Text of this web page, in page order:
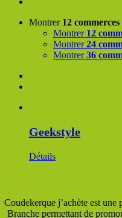
Montrer 12 commerces
Montrer 12
Montrer24
Montrer36
Geekstyle
Détails
Coudekerque j’achète est
Branche permettant de